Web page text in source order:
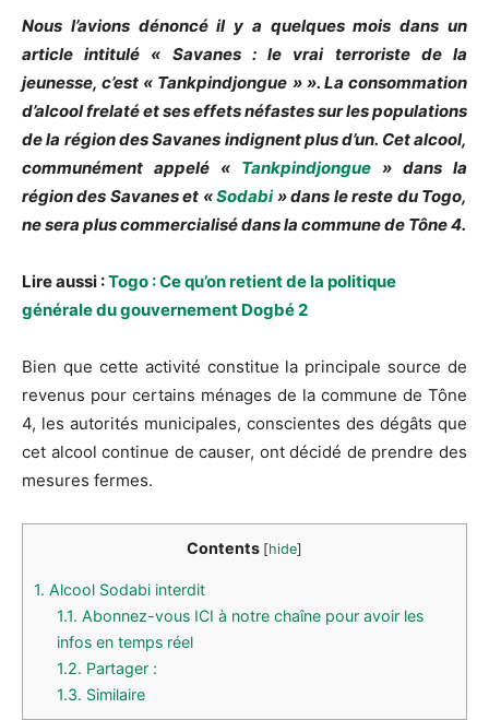
Nous l’avions dénoncé il y a quelques mois dans un
article intitulé « Savanes : le vrai terroriste de la
jeunesse, c’est « Tankpindjongue » ». La consommation
d’alcool frelaté et ses effets néfastes sur les populations
de la région des Savanes indignent plus d’un. Cet alcool,
communément appelé « Tankpindjongue » dans la
région des Savanes et «Sodabi» dans le reste du Togo,
ne sera plus commercialisé dans la commune de Tône 4.
Lire aussi :Togo : Ce qu’on retient de la politique
générale du gouvernement Dogbé 2
Bien que cette activité constitue la principale source de
revenus pour certains ménages de la commune de Tône
4, les autorités municipales, conscientes des dégâts que
cet alcool continue de causer, ont décidé de prendre des
mesures fermes.
Contents [hide]
1. Alcool Sodabi interdit
1.1. Abonnez-vous ICI à notre chaîne pour avoir les
infos en temps réel
1.2. Partager :
1.3. Similaire